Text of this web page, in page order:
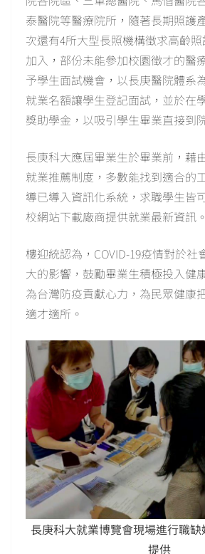
泰醫院等醫療院所，隨著長期照護
次還有4所大型長照機構徵求高齡
加入，部份未能參加校園徵才的醫
予學生面試機會，以長庚醫院體系
就業名額讓學生登記面試，並於在
獎助學金，以吸引學生畢業直接到
長庚科大應屆畢業生於畢業前，藉
就業推薦制度，多數能找到適合的
導已導入資訊化系統，求職學生皆
校網站下載廠商提供就業最新資訊。
樓迎統認為，COVID-19疫情對於社
大的影響，鼓勵畢業生積極投入健
為台灣防疫貢獻心力，為民眾健康
適才適所。
長庚科大就業博覽會現場進行職
提供